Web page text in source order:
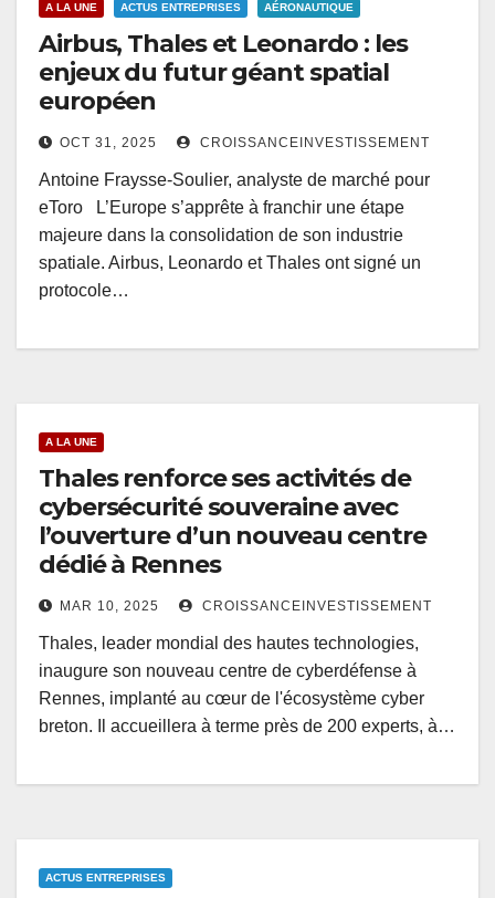
A LA UNE ACTUS ENTREPRISES AÉRONAUTIQUE
Airbus, Thales et Leonardo : les
enjeux du futur géant spatial
européen
OCT 31, 2025 CROISSANCEINVESTISSEMENT
Antoine Fraysse-Soulier, analyste de marché pour
eToro L’Europe s’apprête à franchir une étape
majeure dans la consolidation de son industrie
spatiale. Airbus, Leonardo et Thales ont signé un
protocole…
A LA UNE
Thales renforce ses activités de
cybersécurité souveraine avec
l’ouverture d’un nouveau centre
dédié à Rennes
MAR 10, 2025 CROISSANCEINVESTISSEMENT
Thales, leader mondial des hautes technologies,
inaugure son nouveau centre de cyberdéfense à
Rennes, implanté au cœur de l'écosystème cyber
breton. Il accueillera à terme près de 200 experts, à…
ACTUS ENTREPRISES